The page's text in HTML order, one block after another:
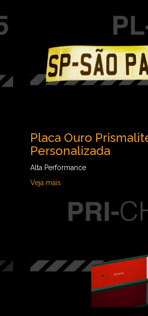
Placa Ouro
Personalizada
Alta Performance
Veja mais